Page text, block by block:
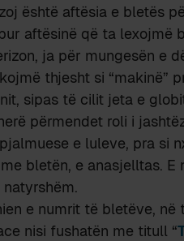
është aftësia e bletës
aftësinë që ta lexojmë
ja për mungesën e
thjesht si “makinë”
sipas të cilit jeta e
përmendet roli i
e luleve, pra si
bletën, e anasjelltas.
e numrit të bletëve, në
nisi fushatën me titull “